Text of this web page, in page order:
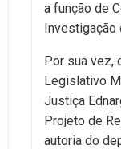
a função de
Por sua vez,
Legislativo
Justiça
Projeto de
autoria do